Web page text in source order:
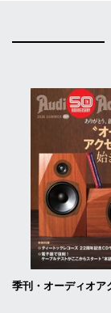
季刊・オーディオア